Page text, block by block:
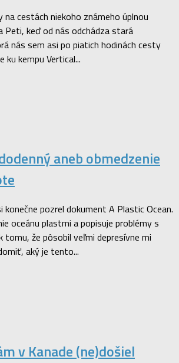
na cestách niekoho známeho úplnou
Peti, keď od nás odchádza stará
nás sem asi po piatich hodinách cesty
ku kempu Vertical...
aneb obmedzenie
pozrel dokument A Plastic Ocean.
oceánu plastmi a popisuje problémy s
tomu, že pôsobil veľmi depresívne mi
aký je tento...
v Kanade (ne)došiel